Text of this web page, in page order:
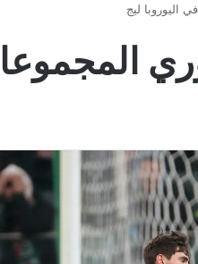
اليوروبا ليج